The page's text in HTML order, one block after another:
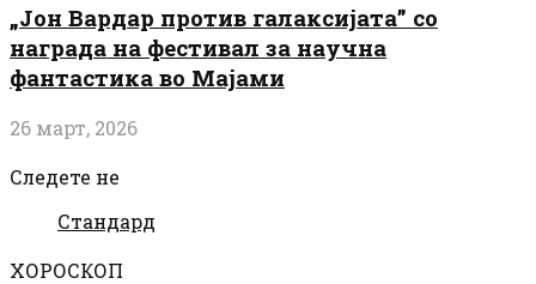
„Јон Вардар против галаксијата” со
награда на фестивал за научна
фантастика во Мајами
26 март, 2026
Следете не
Стандард
ХОРОСКОП